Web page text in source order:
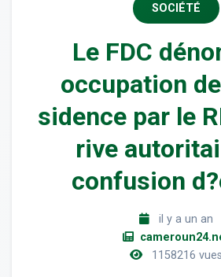
SOCIÉTÉ
Le FDC
occupation
sidence par le
rive
confusion
il y a un an
1158216 vues